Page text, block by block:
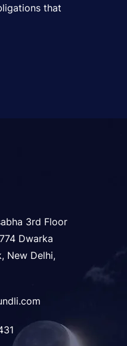
that
3rd Floor
Dwarka
New Delhi,